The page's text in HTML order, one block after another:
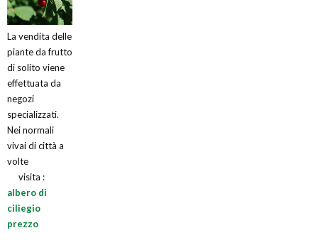
La vendita delle
piante da frutto
di solito viene
effettuata da
negozi
specializzati.
Nei normali
vivai di città a
volte
visita :
albero di
ciliegio
prezzo